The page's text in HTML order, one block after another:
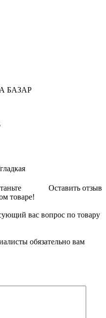
БАЗАР
Оставить отзыв
товаре!
вас вопрос по товару
обязательно вам